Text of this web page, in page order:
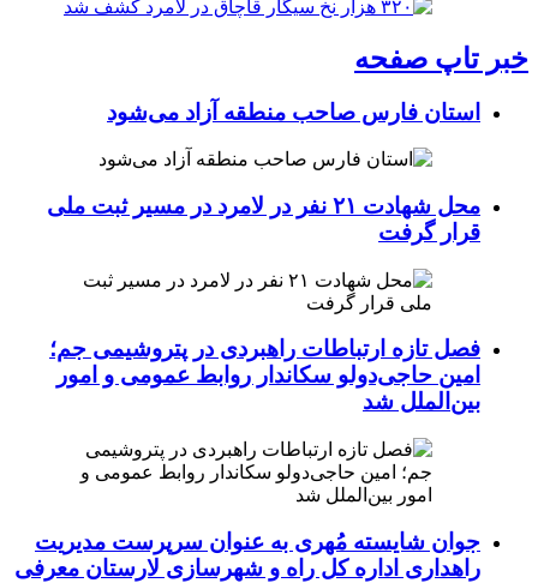
خبر تاپ صفحه
استان فارس صاحب منطقه آزاد می‌شود
محل شهادت ۲۱ نفر در لامرد در مسیر ثبت ملی
قرار گرفت
فصل تازه ارتباطات راهبردی در پتروشیمی جم؛
امین حاجی‌دولو سکاندار روابط عمومی و امور
بین‌الملل شد
جوان شایسته مُهری به عنوان سرپرست مدیریت
راهداری اداره کل راه و شهرسازی لارستان معرفی